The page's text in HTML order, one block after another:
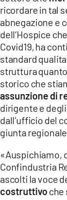
ricordare in tal
abnegazione e
dell’Hospice
Covid19, ha
standard
struttura
storico che
assunzione di
dirigente e
dall’ufficio del
giunta
«Auspichiamo,
Confindustria
ascolti la voce
costruttivoche